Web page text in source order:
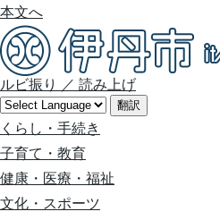
本文へ
ルビ振り ／ 読み上げ
翻訳
くらし・手続き
子育て・教育
健康・医療・福祉
文化・スポーツ